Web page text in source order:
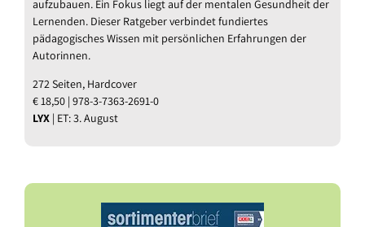
aufzubauen. Ein Fokus liegt auf der mentalen Gesundheit der
Lernenden. Dieser Ratgeber verbindet fundiertes
pädagogisches Wissen mit persönlichen Erfahrungen der
Autorinnen.
272 Seiten, Hardcover
€ 18,50 | 978-3-7363-2691-0
LYX | ET: 3. August